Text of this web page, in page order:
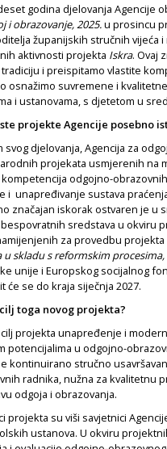
godina djelovanja Agencije
i obrazovanje, 2025.u prosincu
županijskih stručnih vijeća
aktivnosti projekta Iskra. Ovaj
i preispitamo vlastite
osnažimo suvremene i
i ustanovama, s djetetom u
projekte Agencije posebno
svog djelovanja, Agencija za
projekata usmjerenih na
kompetencija odgojno-
i unapređivanje sustava
značajan iskorak ostvaren je u
sredstava u okviru
za provedbu projekta
u skladu s reformskim procesima,
unije i Europskog socijalnog
će se do kraja siječnja 2027.
toga novog projekta?
projekta unapređenje i
potencijalima u odgojno-
kontinuirano stručno
radnika, nužna za kvalitetnu
odgoja i obrazovanja.
projekta su viši savjetnici
ustanova. U okviru